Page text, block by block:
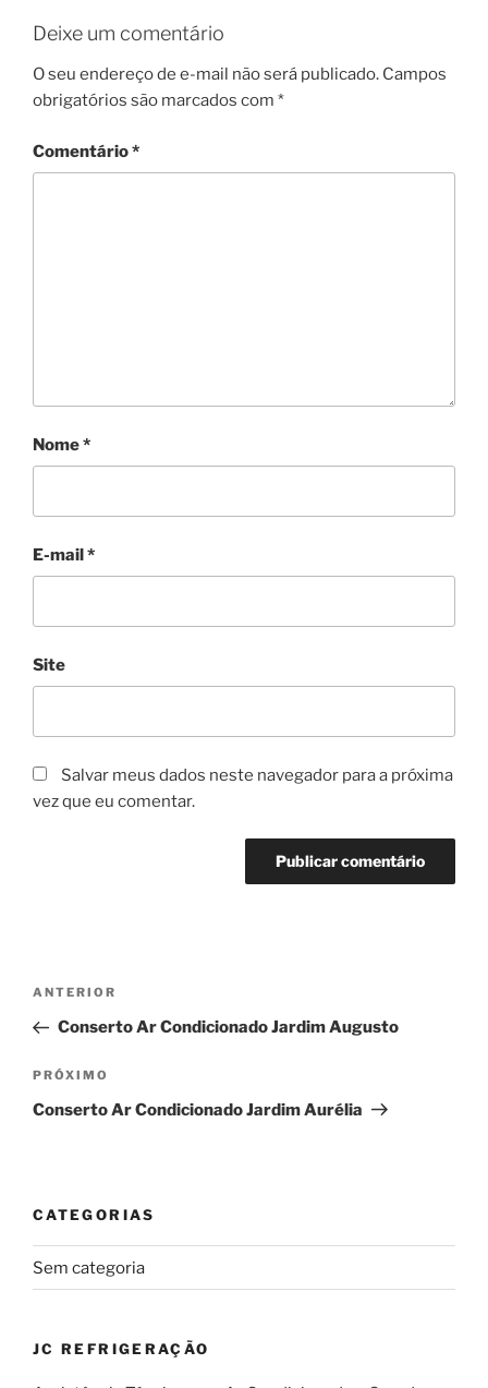
Deixe um comentário
O seu endereço de e-mail não será publicado. Campos
obrigatórios são marcados com *
Comentário*
Nome*
E-mail*
Site
Salvar meus dados neste navegador para a próxima
vez que eu comentar.
Navegação
Post
Post
anterior
ANTERIOR
Conserto Ar Condicionado Jardim Augusto
Próximo
post
PRÓXIMO
Conserto Ar Condicionado Jardim Aurélia
CATEGORIAS
Sem categoria
JC REFRIGERAÇÃO